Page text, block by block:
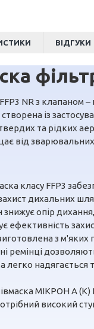
ВІДГУКИ
NR з клапаном
із
та рідких
від зварювальних
класу FFP3
дихальних
опір
ефективність
​​з
ремінці
легко
МІКРОН A (К)
високий